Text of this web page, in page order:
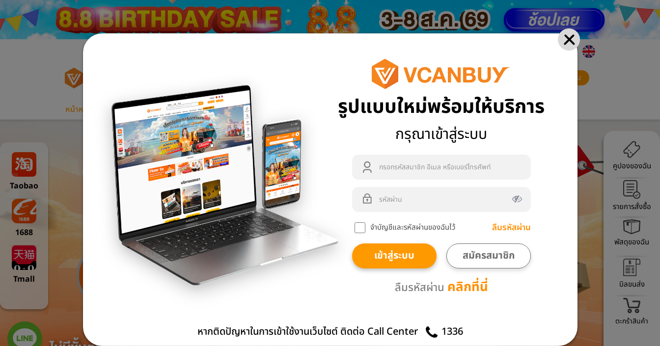
รูปแบบใหม่พร้อมให้บริการ
กรุณาเข้าสู่ระบบ
จำบัญชีและรหัสผ่านของฉันไว้ ลืมรหัสผ่าน
เข้าสู่ระบบ สมัครสมาชิก
ลืมรหัสผ่าน คลิกที่นี่
หากติดปัญหาในการเข้าใช้งานเว็บไซต์ ติดต่อ Call Center 1336
Taobao
1688
Tmall
คูปองของฉัน
รายการสั่งซื้อ
พัสดุของฉัน
บิลขนส่ง
ตะกร้าสินค้า
สมัครสมาชิก เข้าสู่ระบบ
หน้าหลัก เกี่ยวกับเรา ค่าขนส่ง วิธีการสั่งซื้อ ข่าวสารและโปรโมชัน คำนวณค่าขนส่ง แจ้งปัญหา VCB Mall